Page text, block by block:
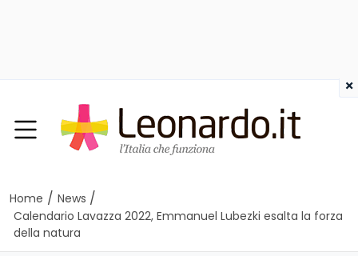
Home / News /
Calendario Lavazza 2022, Emmanuel Lubezki esalta la forza
della natura
×